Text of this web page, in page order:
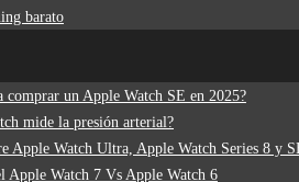
barato
comprar un Apple Watch SE en 2025?
mide la presión arterial?
Apple Watch Ultra, Apple Watch Series 8 y
Apple Watch 7 Vs Apple Watch 6